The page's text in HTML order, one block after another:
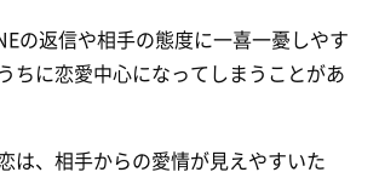
の返信や相手の態度に一喜一憂しやす
ちに恋愛中心になってしまうことがあ
は、相手からの愛情が見えやすいた